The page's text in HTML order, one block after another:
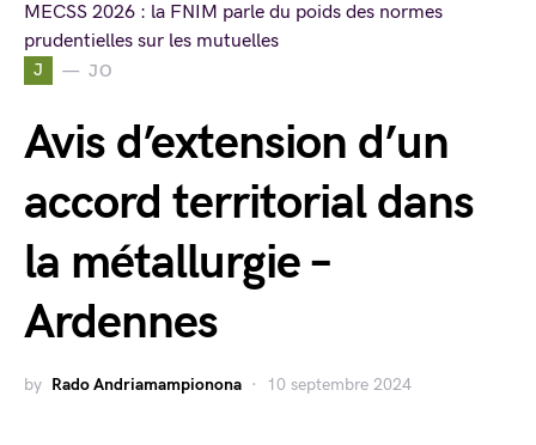
J JO
Avis d’extension d’un
accord territorial dans
la métallurgie –
Ardennes
by Rado Andriamampionona 10 septembre 2024
MECSS 2026 : la FNIM parle du poids des normes
prudentielles sur les mutuelles